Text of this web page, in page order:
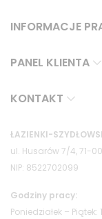
INFORMACJE
PANEL KLIENTA
KONTAKT
ŁAZIENKI-
ul. Husarów 7/4, 71-
NIP: 8522702099
Godziny pracy:
Poniedziałek – Piątek: